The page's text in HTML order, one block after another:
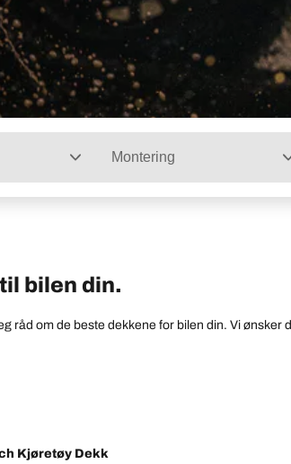
Montering
bilen din.
råd om de beste dekkene for bilen din. Vi ønsker
Kjøretøy Dekk